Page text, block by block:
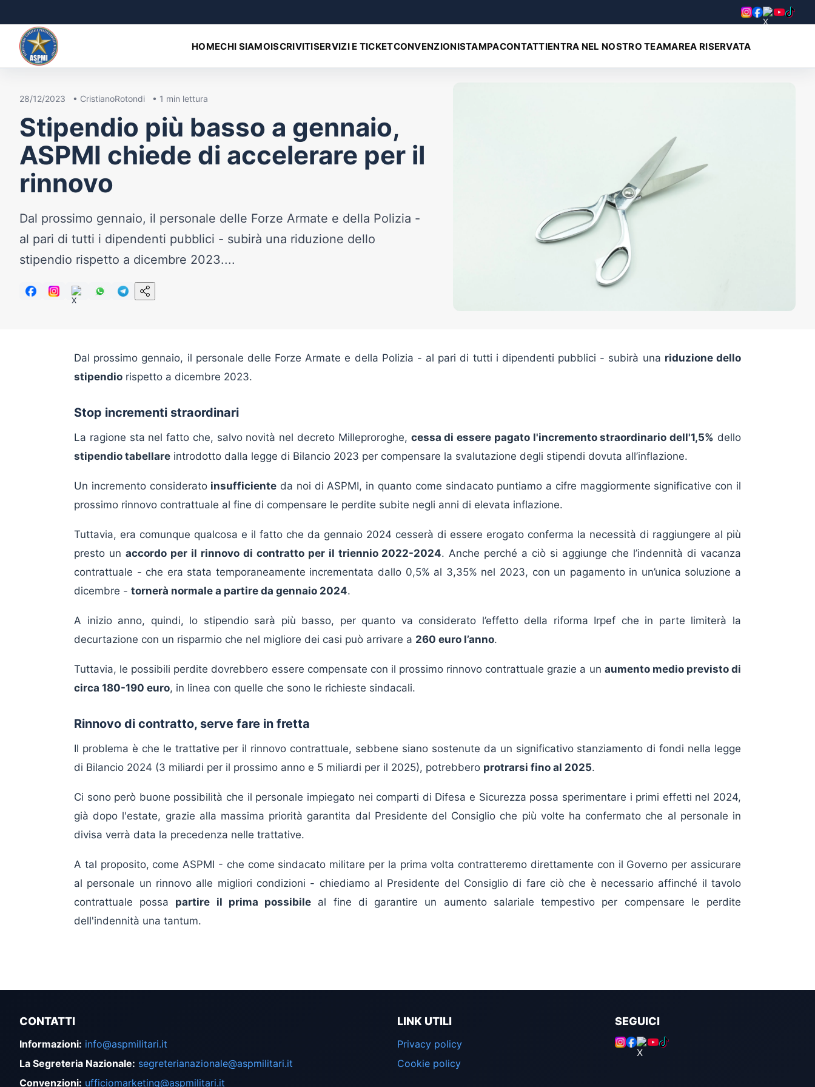
HOMECHI SIAMOISCRIVITISERVIZI E TICKETCONVENZIONISTAMPACONTATTIENTRA NEL NOSTRO TEAMAREA RISERVATA
28/12/2023 • CristianoRotondi • 1 min lettura
Stipendio più basso a gennaio,
ASPMI chiede di accelerare per il
rinnovo
Dal prossimo gennaio, il personale delle Forze Armate e della Polizia -
al pari di tutti i dipendenti pubblici - subirà una riduzione dello
stipendio rispetto a dicembre 2023....
Dal prossimo gennaio, il personale delle Forze Armate e della Polizia - al pari di tutti i dipendenti pubblici - subirà una riduzione dello
stipendio rispetto a dicembre 2023.
Stop incrementi straordinari
La ragione sta nel fatto che, salvo novità nel decreto Milleproroghe, cessa di essere pagato l'incremento straordinario dell'1,5% dello
stipendio tabellare introdotto dalla legge di Bilancio 2023 per compensare la svalutazione degli stipendi dovuta all’inflazione.
Un incremento considerato insufficiente da noi di ASPMI, in quanto come sindacato puntiamo a cifre maggiormente significative con il
prossimo rinnovo contrattuale al fine di compensare le perdite subite negli anni di elevata inflazione.
Tuttavia, era comunque qualcosa e il fatto che da gennaio 2024 cesserà di essere erogato conferma la necessità di raggiungere al più
presto un accordo per il rinnovo di contratto per il triennio 2022-2024. Anche perché a ciò si aggiunge che l’indennità di vacanza
contrattuale - che era stata temporaneamente incrementata dallo 0,5% al 3,35% nel 2023, con un pagamento in un’unica soluzione a
dicembre - tornerà normale a partire da gennaio 2024.
A inizio anno, quindi, lo stipendio sarà più basso, per quanto va considerato l’effetto della riforma Irpef che in parte limiterà la
decurtazione con un risparmio che nel migliore dei casi può arrivare a 260 euro l’anno.
Tuttavia, le possibili perdite dovrebbero essere compensate con il prossimo rinnovo contrattuale grazie a un aumento medio previsto di
circa 180-190 euro, in linea con quelle che sono le richieste sindacali.
Rinnovo di contratto, serve fare in fretta
Il problema è che le trattative per il rinnovo contrattuale, sebbene siano sostenute da un significativo stanziamento di fondi nella legge
di Bilancio 2024 (3 miliardi per il prossimo anno e 5 miliardi per il 2025), potrebbero protrarsi fino al 2025.
Ci sono però buone possibilità che il personale impiegato nei comparti di Difesa e Sicurezza possa sperimentare i primi effetti nel 2024,
già dopo l'estate, grazie alla massima priorità garantita dal Presidente del Consiglio che più volte ha confermato che al personale in
divisa verrà data la precedenza nelle trattative.
A tal proposito, come ASPMI - che come sindacato militare per la prima volta contratteremo direttamente con il Governo per assicurare
al personale un rinnovo alle migliori condizioni - chiediamo al Presidente del Consiglio di fare ciò che è necessario affinché il tavolo
contrattuale possa partire il prima possibile al fine di garantire un aumento salariale tempestivo per compensare le perdite
dell'indennità una tantum.
CONTATTI
Informazioni: info@aspmilitari.it
La Segreteria Nazionale: segreterianazionale@aspmilitari.it
Convenzioni: ufficiomarketing@aspmilitari.it
LINK UTILI
Privacy policy
Cookie policy
SEGUICI